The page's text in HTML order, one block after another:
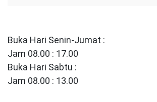
Buka Hari Senin-Jumat :
Jam 08.00 : 17.00
Buka Hari Sabtu :
Jam 08.00 : 13.00